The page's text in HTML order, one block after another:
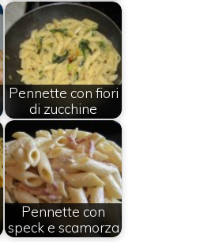
Pennette con fiori
di zucchine
Pennette con
speck e scamorza